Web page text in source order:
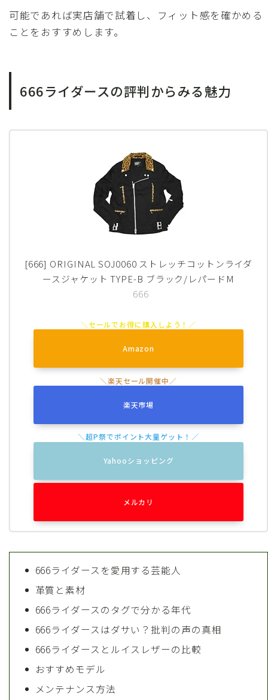
可能であれば実店舗で試着し、フィット感を確かめる
ことをおすすめします。
666ライダースの評判からみる魅力
[666] ORIGINAL SOJ0060 ストレッチコットンライダ
ースジャケット TYPE-B ブラック/レパードM
666
Amazon
楽天市場
Yahooショッピング
メルカリ
666ライダースを愛用する芸能人
革質と素材
666ライダースのタグで分かる年代
666ライダースはダサい？批判の声の真相
666ライダースとルイスレザーの比較
おすすめモデル
メンテナンス方法